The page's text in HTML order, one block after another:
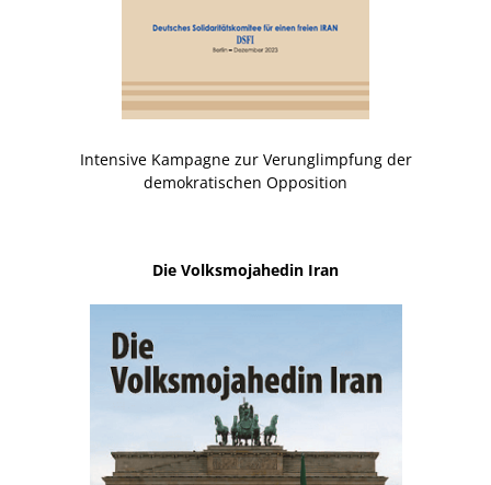
Intensive Kampagne zur Verunglimpfung der
demokratischen Opposition
Die Volksmojahedin Iran